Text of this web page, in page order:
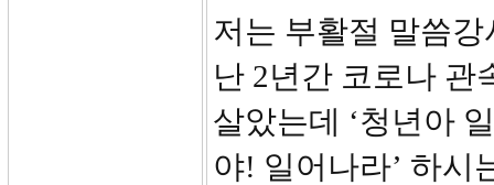
저는 부활절 말씀
난 2년간 코로나 관
살았는데 ‘청년아
야! 일어나라’ 하시